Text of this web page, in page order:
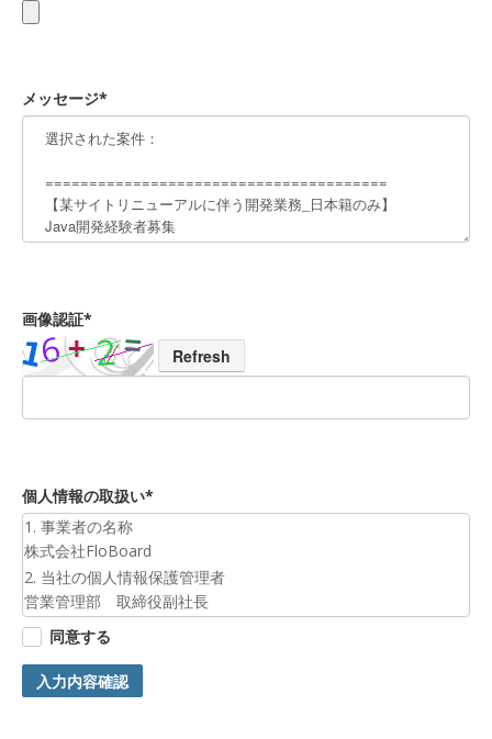
メッセージ*
画像認証*
Refresh
個人情報の取扱い*
1. 事業者の名称
株式会社FloBoard
2. 当社の個人情報保護管理者
営業管理部 取締役副社長
3. 個人情報の利用目的
お預かりした個人情報は、お問合せへの対応のために利用いた
します。
4. 第三者提供について
同意する
入力内容確認